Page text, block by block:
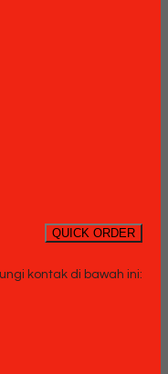
QUICK ORDER
kontak di bawah ini: